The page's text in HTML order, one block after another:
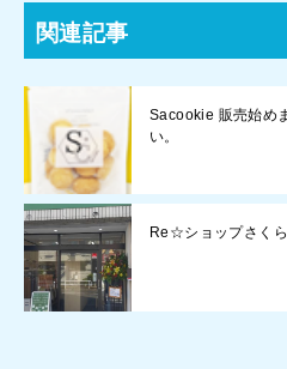
関連記事
Sacookie 販売始め
い。
Re☆ショップさくら